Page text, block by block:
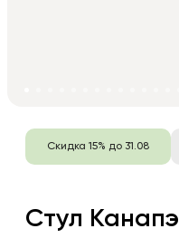
Скидка 15% до 31.08
Стул Канапэ